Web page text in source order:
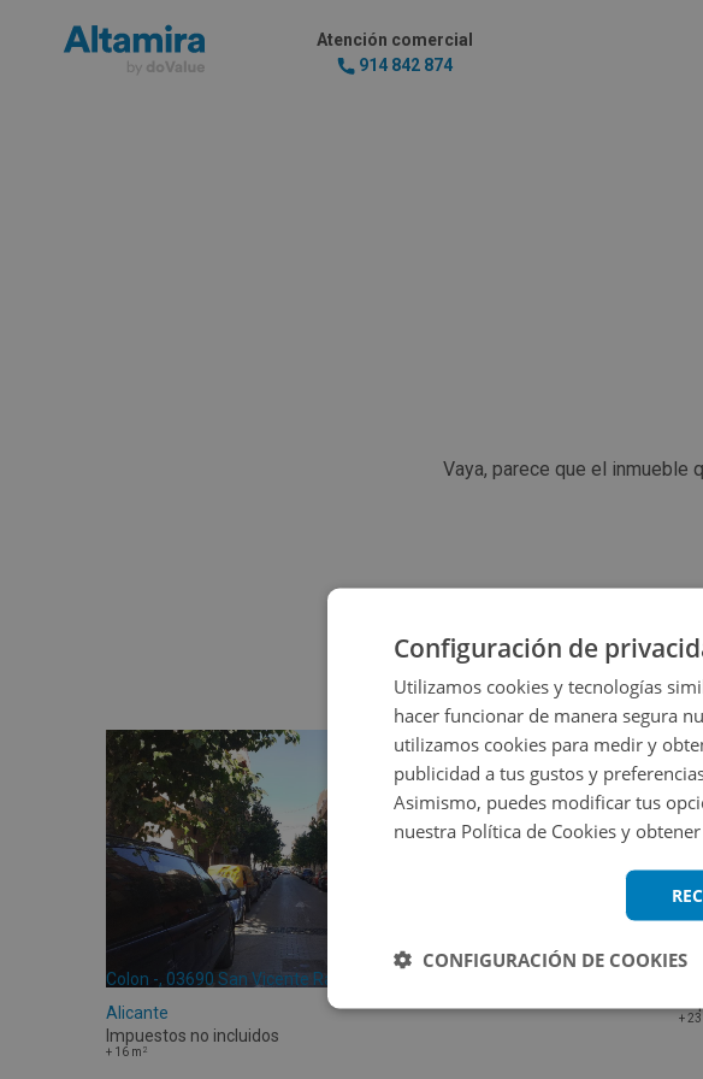
Atención comercial
914 842 874
Vaya, parece que el inmueble
Colon -, 03690 San Vicente Raspeig -
Alicante
Impuestos no incluidos
+ 16 m 2
+23
Configuración de
Utilizamos cookies y tecnologías
hacer funcionar de manera segura
utilizamos cookies para medir y
publicidad a tus gustos y
Asimismo, puedes modificar tus
nuestra Política de Cookies y
CONFIGURACIÓN DE COOKIES